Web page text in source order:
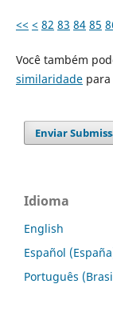
<< < 82 83 84 85
Você também
similaridadepara
Enviar
Idioma
English
Español
Português